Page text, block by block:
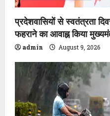
प्रदेशवासियों से स्वतंत्रता
फहराने का आवाह्न किया
admin August 9, 2026